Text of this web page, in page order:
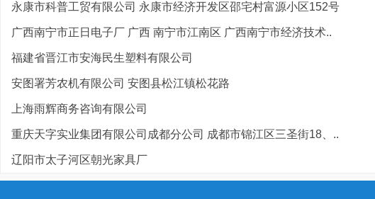
永康市科普工贸有限公司 永康市经济开发区邵宅村富源小区152号
广西南宁市正日电子厂 广西 南宁市江南区 广西南宁市经济技术..
福建省晋江市安海民生塑料有限公司
安图署芳农机有限公司 安图县松江镇松花路
上海雨辉商务咨询有限公司
重庆天字实业集团有限公司成都分公司 成都市锦江区三圣街18、..
辽阳市太子河区朝光家具厂